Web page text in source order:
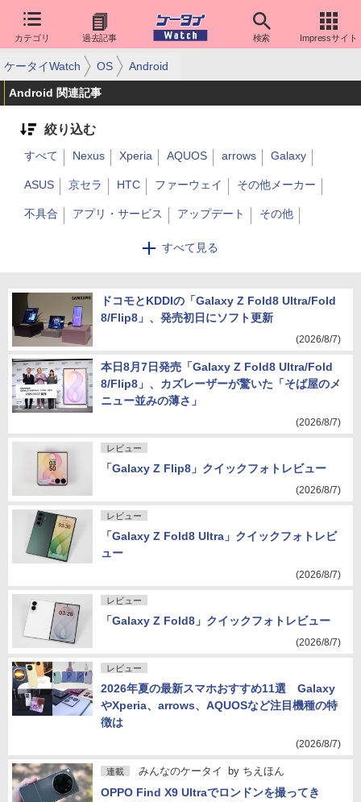
カテゴリ 過去記事 検索 Impressサイト
ケータイWatch OS Android
Android 関連記事
絞り込む
すべて見る
すべて Nexus Xperia AQUOS arrows Galaxy
ASUS 京セラ HTC ファーウェイ その他メーカー
不具合 アプリ・サービス アップデート その他
Android One
ドコモとKDDIの「Galaxy Z Fold8 Ultra/Fold
8/Flip8」、発売初日にソフト更新
(2026/8/7)
本日8月7日発売「Galaxy Z Fold8 Ultra/Fold
8/Flip8」、カズレーザーが驚いた「そば屋のメ
ニュー並みの薄さ」
(2026/8/7)
レビュー
「Galaxy Z Flip8」クイックフォトレビュー
(2026/8/7)
レビュー
「Galaxy Z Fold8 Ultra」クイックフォトレビ
ュー
(2026/8/7)
レビュー
「Galaxy Z Fold8」クイックフォトレビュー
(2026/8/7)
レビュー
2026年夏の最新スマホおすすめ11選 Galaxy
やXperia、arrows、AQUOSなど注目機種の特
徴は
(2026/8/7)
連載 みんなのケータイ by ちえほん
OPPO Find X9 Ultraでロンドンを撮ってき